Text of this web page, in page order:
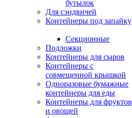
бутылок
Для сэндвичей
Контейнеры под запайку
Секционные
Подложки
Контейнеры для сыров
Контейнеры с
совмещенной крышкой
Одноразовые бумажные
контейнеры для еды
Контейнеры для фруктов
и овощей